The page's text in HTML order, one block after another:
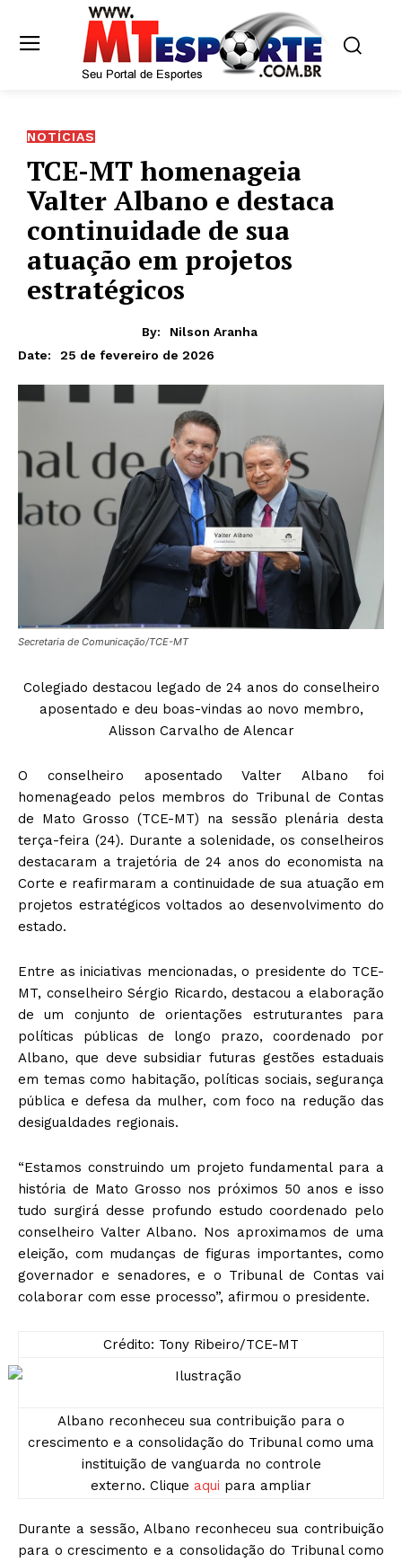
NOTÍCIAS
TCE-MT homenageia
Valter Albano e destaca
continuidade de sua
atuação em projetos
estratégicos
By:
Nilson Aranha
Date:
25 de fevereiro de 2026
Secretaria de Comunicação/TCE-MT
Colegiado destacou legado de 24 anos do conselheiro
aposentado e deu boas-vindas ao novo membro,
Alisson Carvalho de Alencar
O conselheiro aposentado Valter Albano foi
homenageado pelos membros do Tribunal de Contas
de Mato Grosso (TCE-MT) na sessão plenária desta
terça-feira (24). Durante a solenidade, os conselheiros
destacaram a trajetória de 24 anos do economista na
Corte e reafirmaram a continuidade de sua atuação em
projetos estratégicos voltados ao desenvolvimento do
estado.
Entre as iniciativas mencionadas, o presidente do TCE-
MT, conselheiro Sérgio Ricardo, destacou a elaboração
de um conjunto de orientações estruturantes para
políticas públicas de longo prazo, coordenado por
Albano, que deve subsidiar futuras gestões estaduais
em temas como habitação, políticas sociais, segurança
pública e defesa da mulher, com foco na redução das
desigualdades regionais.
“Estamos construindo um projeto fundamental para a
história de Mato Grosso nos próximos 50 anos e isso
tudo surgirá desse profundo estudo coordenado pelo
conselheiro Valter Albano. Nos aproximamos de uma
eleição, com mudanças de figuras importantes, como
governador e senadores, e o Tribunal de Contas vai
colaborar com esse processo”, afirmou o presidente.
Crédito: Tony Ribeiro/TCE-MT
Albano reconheceu sua contribuição para o
crescimento e a consolidação do Tribunal como uma
instituição de vanguarda no controle
externo. Clique aqui para ampliar
Durante a sessão, Albano reconheceu sua contribuição
para o crescimento e a consolidação do Tribunal como